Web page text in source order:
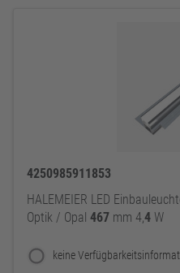
4250985911853
HALEMEIER LED
Optik / Opal 467 mm 4,4 W
keine